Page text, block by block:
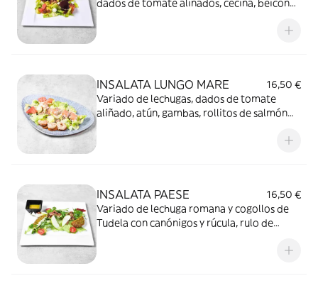
INSALATA LUNGO MARE
16,50 €
Variado de lechugas, dados de tomate
aliñado, atún, gambas, rollitos de salmón
alcachofas en aceite y pimiento rojo asado.
INSALATA PAESE
16,50 €
Variado de lechuga romana y cogollos de
Tudela con canónigos y rúcula, rulo de